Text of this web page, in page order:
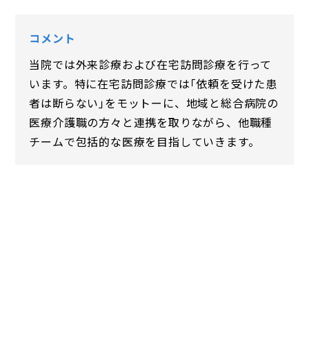
コメント
当院では外来診療および在宅訪問診療を行って
います。特に在宅訪問診療では｢依頼を受けた患
者は断らない｣をモットーに、地域と総合病院の
医療介護職の方々と連携を取りながら、他職種
チームで包括的な医療を目指していきます。